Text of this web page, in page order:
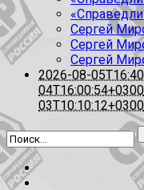
Сергей
Сергей
Сергей
2026-08-
04T16:00:54+0300
03T10:10:12+0300